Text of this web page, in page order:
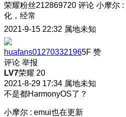
荣耀粉丝212869720 评论 小摩尔 :
化，经常
2021-9-15 22:32 属地未知
huafans012703321965F 赞
评论 举报
LV7荣耀 20
2021-8-29 17:34 属地未知
不是都HarmonyOS了？
小摩尔 : emui也在更新